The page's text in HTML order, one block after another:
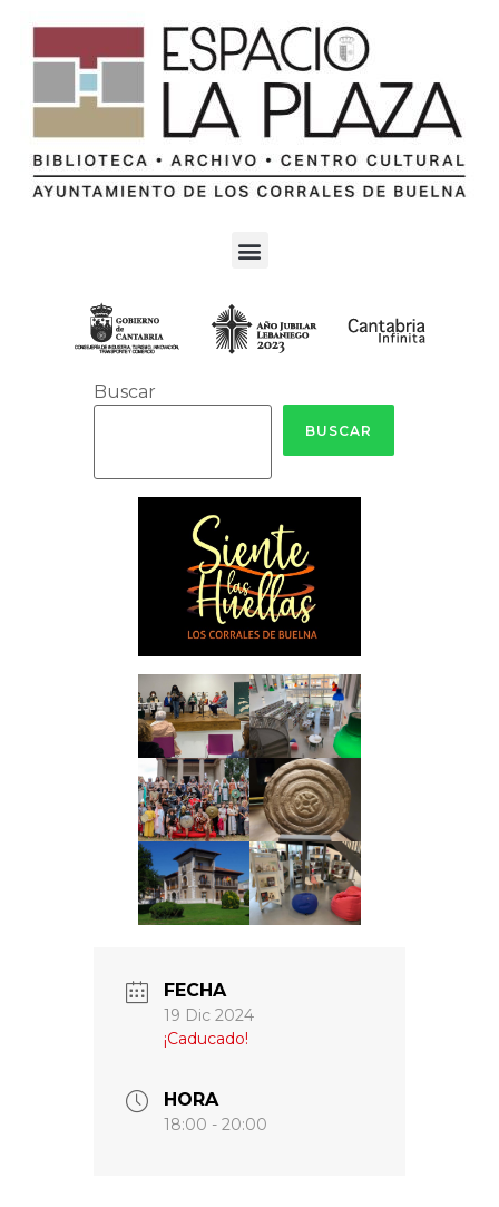
Buscar
BUSCAR
FECHA
19 Dic 2024
¡Caducado!
HORA
18:00 - 20:00